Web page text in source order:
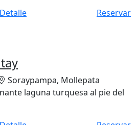
Reservar
Soraypampa, Mollepata
laguna turquesa al pie del